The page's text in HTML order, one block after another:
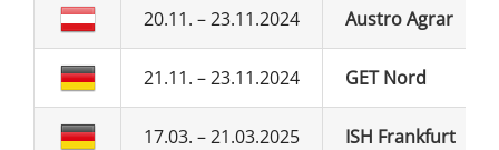
20.11. – 23.11.2024 Austro Agrar
21.11. – 23.11.2024 GET Nord
17.03. – 21.03.2025 ISH Frankfurt